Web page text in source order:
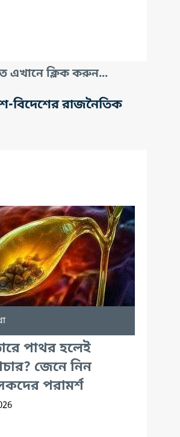
এখানে ক্লিক করুন...
বিদেশের রাজনৈতিক
পাথর হলেই
জেনে নিন
পরামর্শ